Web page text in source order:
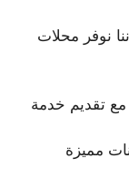
نوفر محلات
مع تقديم خدمة
مميزة